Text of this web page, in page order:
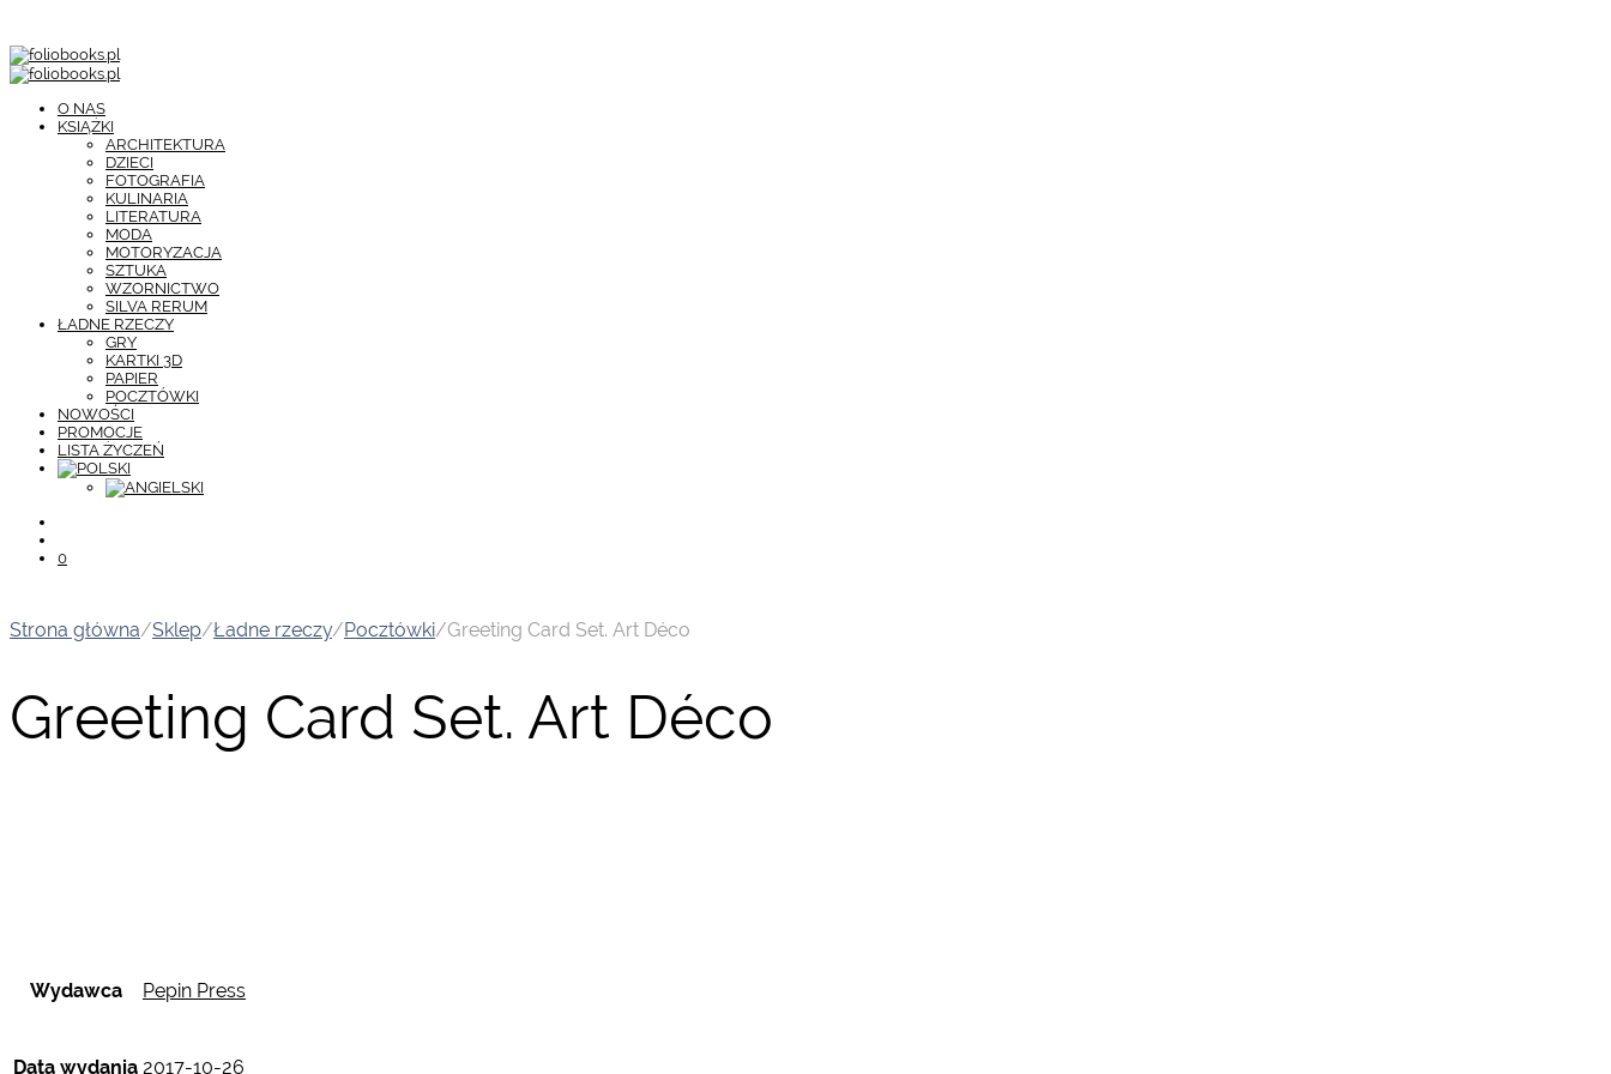
O NAS
KSIĄŻKI
ARCHITEKTURA
DZIECI
FOTOGRAFIA
KULINARIA
LITERATURA
MODA
MOTORYZACJA
SZTUKA
WZORNICTWO
SILVA RERUM
ŁADNE RZECZY
GRY
KARTKI 3D
PAPIER
POCZTÓWKI
NOWOŚCI
PROMOCJE
LISTA ŻYCZEŃ
0
Strona główna/Sklep/Ładne rzeczy/Pocztówki/Greeting Card Set. Art Déco
Greeting Card Set. Art Déco
Wydawca Pepin Press
Data wydania 2017-10-26